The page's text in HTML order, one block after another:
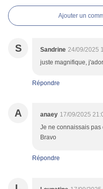
Ajouter un
S Sandrine 24/09/2025
juste magnifique,
Répondre
A anaey 17/09/2025
Je ne connaissais pas
Bravo
Répondre